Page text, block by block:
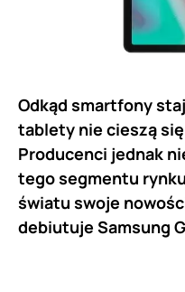
Odkąd smartfony
tablety nie cieszą
Producenci jednak
tego segmentu
światu swoje
debiutuje Samsung